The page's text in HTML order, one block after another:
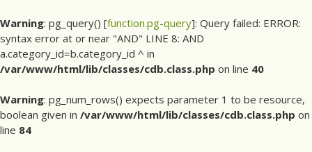
Warning: pg_query() [function.pg-query]: Query failed: ERROR:
syntax error at or near "AND" LINE 8: AND
a.category_id=b.category_id ^ in
/var/www/html/lib/classes/cdb.class.php on line 40
Warning: pg_num_rows() expects parameter 1 to be resource,
boolean given in /var/www/html/lib/classes/cdb.class.php on
line 84